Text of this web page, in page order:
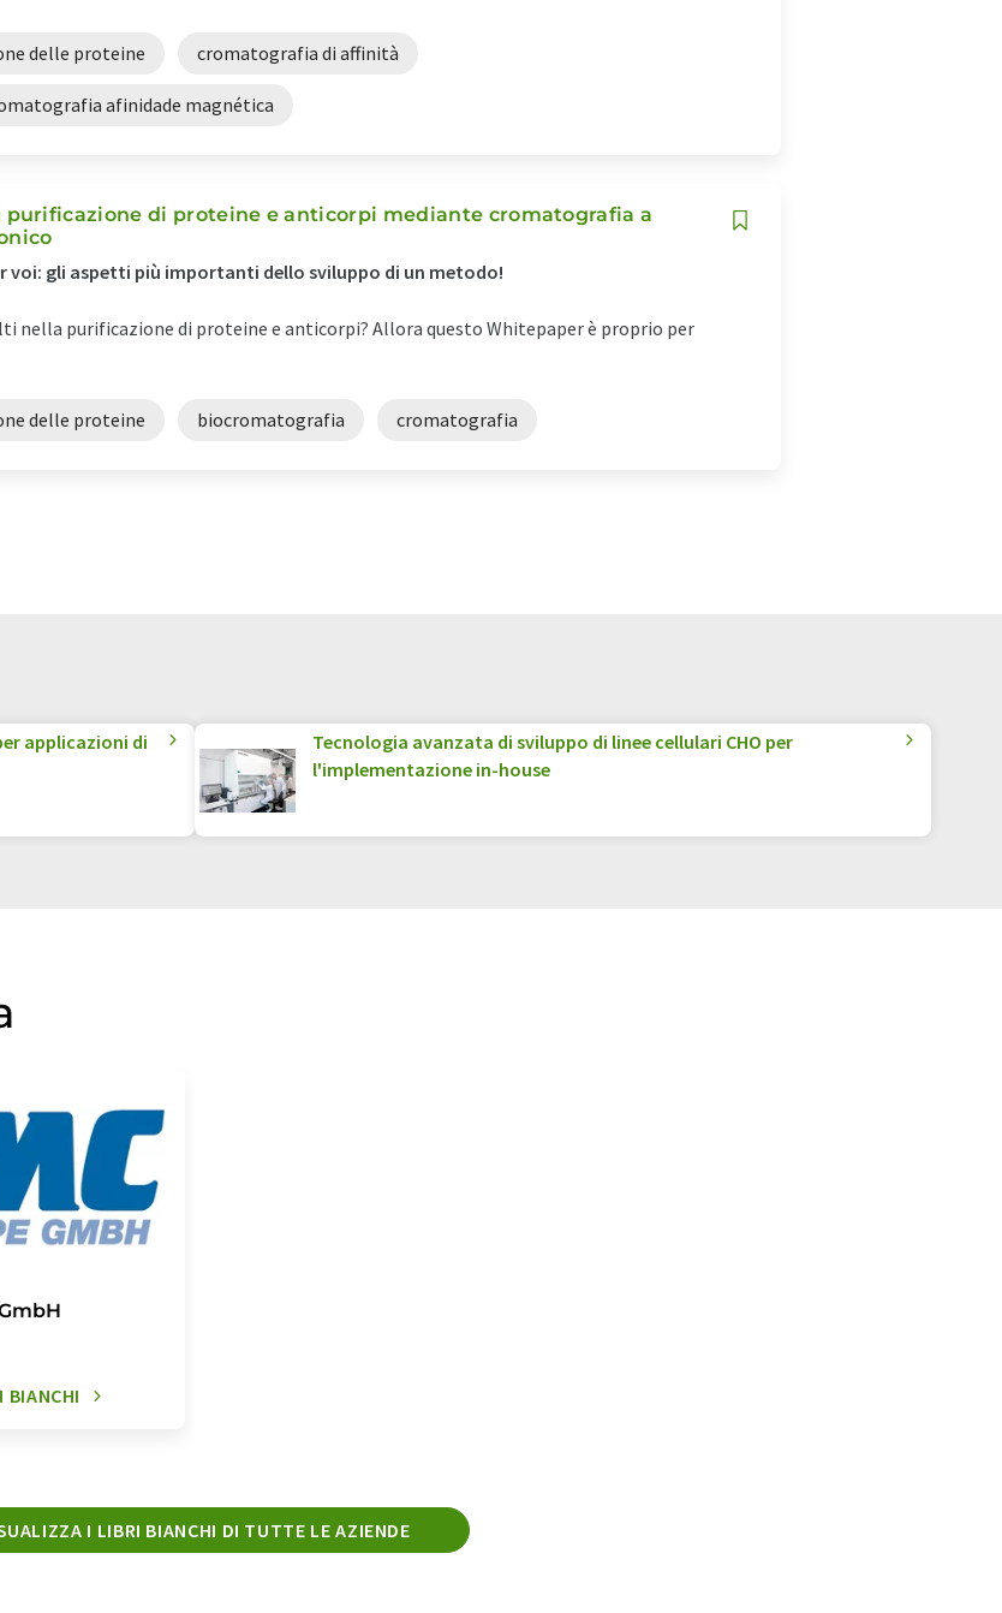
delle proteine cromatografia di affinità
afinidade magnética
purificazione di proteine e anticorpi mediante cromatografia a
voi: gli aspetti più importanti dello sviluppo di un metodo!
nella purificazione di proteine e anticorpi? Allora questo Whitepaper è proprio per
delle proteine biocromatografia cromatografia
applicazioni di
Tecnologia avanzata di sviluppo di linee cellulari CHO per
l'implementazione in-house
BIANCHI
I LIBRI BIANCHI DI TUTTE LE AZIENDE